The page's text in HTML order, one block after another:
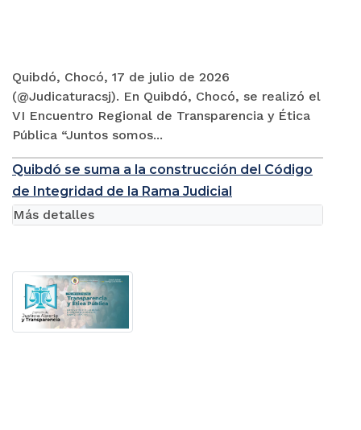
Quibdó, Chocó, 17 de julio de 2026
(@Judicaturacsj). En Quibdó, Chocó, se realizó el
VI Encuentro Regional de Transparencia y Ética
Pública “Juntos somos...
Quibdó se suma a la construcción del Código
de Integridad de la Rama Judicial
Más detalles